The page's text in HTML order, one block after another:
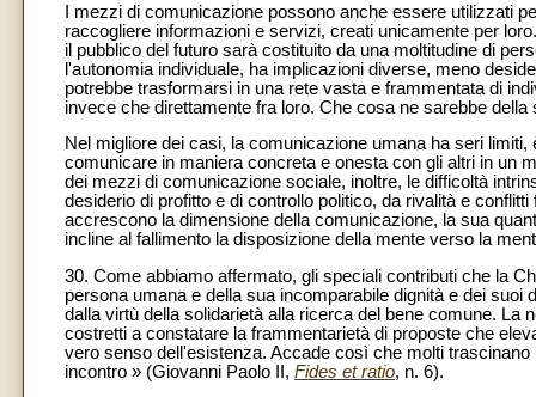
I mezzi di comunicazione possono anche essere utilizzati
raccogliere informazioni e servizi, creati unicamente per
il pubblico del futuro sarà costituito da una moltitudine di
l'autonomia individuale, ha implicazioni diverse, meno
potrebbe trasformarsi in una rete vasta e frammentata di
invece che direttamente fra loro. Che cosa ne sarebbe
Nel migliore dei casi, la comunicazione umana ha seri
comunicare in maniera concreta e onesta con gli altri in un
dei mezzi di comunicazione sociale, inoltre, le difficoltà
desiderio di profitto e di controllo politico, da rivalità e
accrescono la dimensione della comunicazione, la sua
incline al fallimento la disposizione della mente verso la
30. Come abbiamo affermato, gli speciali contributi che la
persona umana e della sua incomparabile dignità e dei
dalla virtù della solidarietà alla ricerca del bene comune. La
costretti a constatare la frammentarietà di proposte che
vero senso dell'esistenza. Accade così che molti
incontro » (Giovanni Paolo II, Fides et ratio, n. 6).